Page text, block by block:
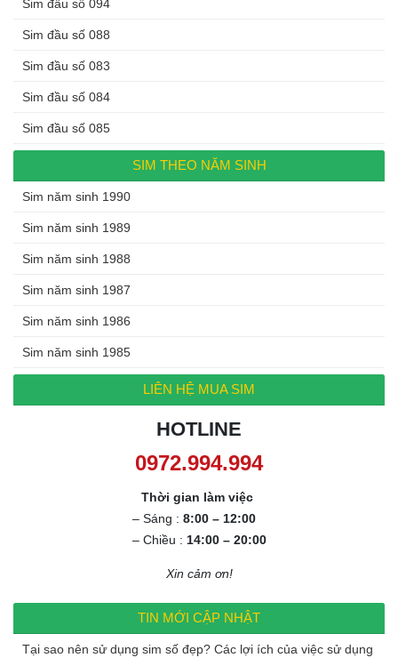
Sim đầu số 094
Sim đầu số 088
Sim đầu số 083
Sim đầu số 084
Sim đầu số 085
SIM THEO NĂM SINH
Sim năm sinh 1990
Sim năm sinh 1989
Sim năm sinh 1988
Sim năm sinh 1987
Sim năm sinh 1986
Sim năm sinh 1985
LIÊN HỆ MUA SIM
HOTLINE
0972.994.994
Thời gian làm việc
– Sáng : 8:00 – 12:00
– Chiều : 14:00 – 20:00
Xin cảm ơn!
TIN MỚI CẬP NHẬT
Tại sao nên sử dụng sim số đẹp? Các lợi ích của việc sử dụng